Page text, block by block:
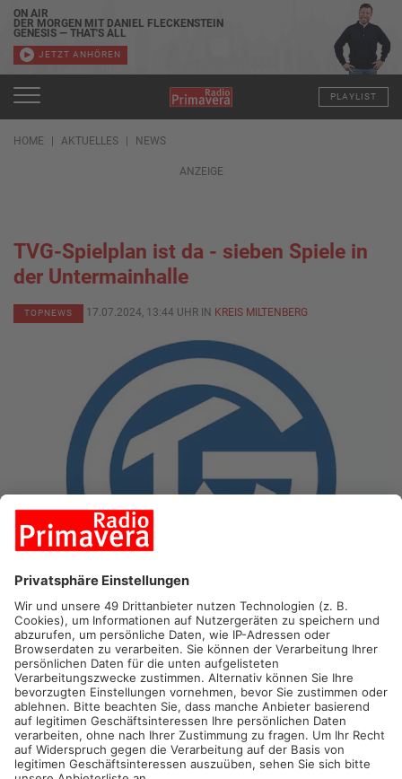
ON AIR
DER MORGEN MIT DANIEL FLECKENSTEIN
GENESIS — THAT'S ALL
JETZT ANHÖREN
PLAYLIST
HOME AKTUELLES NEWS
ANZEIGE
TVG-Spielplan ist da - sieben Spiele in
der Untermainhalle
TOPNEWS 17.07.2024, 13:44 UHR IN KREIS MILTENBERG
GROSSWALLSTADT.Die Handball-GmbH hat gestern den
Spielplan für die zweite Liga veröffentlicht. Und heute hat der
TV Großwallstadt bekannt gegeben, wo er seine Heimspiele in
der Vorrunde austrägt. Siebenmal werden die Wällschter in
Elsenfeld in der Untermainhalle antreten – auch wieder am
zweiten Weihnachtsfeiertag. Davor plant der TVG wieder ein
Frankfurt-Event. So soll das Derby gegen den mittelhessischen
TV Hüttenberg am 15ten Dezember in der Ballsporthalle
stattfinden.